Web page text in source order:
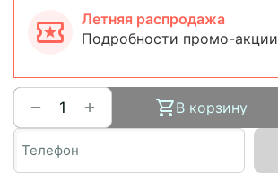
Летняя распродажа
Подробности промо-акции
+
−
В корзину